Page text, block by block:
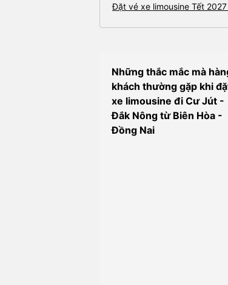
Đặt vé xe limousine Tết
Những thắc mắc mà
khách thường gặp khi
xe limousine đi Cư Jút -
Đắk Nông từ Biên Hòa -
Đồng Nai